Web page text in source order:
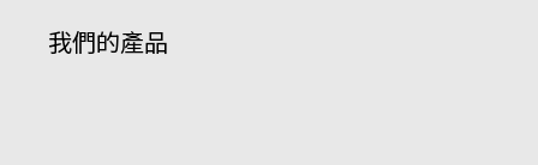
我們的產品